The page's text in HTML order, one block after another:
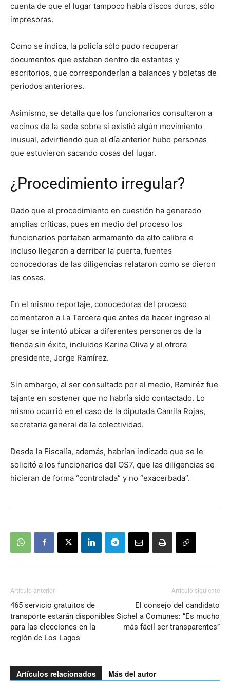
cuenta de que el lugar tampoco había discos duros, sólo
impresoras.
Como se indica, la policía sólo pudo recuperar
documentos que estaban dentro de estantes y
escritorios, que corresponderían a balances y boletas de
periodos anteriores.
Asimismo, se detalla que los funcionarios consultaron a
vecinos de la sede sobre si existió algún movimiento
inusual, advirtiendo que el día anterior hubo personas
que estuvieron sacando cosas del lugar.
¿Procedimiento irregular?
Dado que el procedimiento en cuestión ha generado
amplias críticas, pues en medio del proceso los
funcionarios portaban armamento de alto calibre e
incluso llegaron a derribar la puerta, fuentes
conocedoras de las diligencias relataron como se dieron
las cosas.
En el mismo reportaje, conocedoras del proceso
comentaron a La Tercera que antes de hacer ingreso al
lugar se intentó ubicar a diferentes personeros de la
tienda sin éxito, incluidos Karina Oliva y el otrora
presidente, Jorge Ramírez.
Sin embargo, al ser consultado por el medio, Ramiréz fue
tajante en sostener que no habría sido contactado. Lo
mismo ocurrió en el caso de la diputada Camila Rojas,
secretaria general de la colectividad.
Desde la Fiscalía, además, habrían indicado que se le
solicitó a los funcionarios del OS7, que las diligencias se
hicieran de forma “controlada” y no “exacerbada”.
Artículo anterior
465 servicio gratuitos de
transporte estarán disponibles
para las elecciones en la
región de Los Lagos
Artículo siguiente
El consejo del candidato
Sichel a Comunes: “Es mucho
más fácil ser transparentes”
Artículos relacionados Más del autor